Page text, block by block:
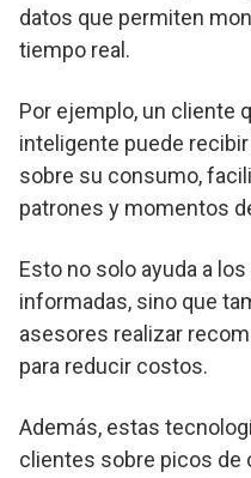
datos que permiten
tiempo real.
Por ejemplo, un cliente
inteligente puede
sobre su consumo,
patrones y momentos
Esto no solo ayuda a
informadas, sino que
asesores realizar
para reducir costos.
Además, estas
clientes sobre picos de